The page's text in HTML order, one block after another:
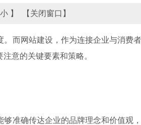
小 】 【 关闭窗口 】
而网站建设，作为连接企业与消费
意的关键要素和策略。
准确传达企业的品牌理念和价值观